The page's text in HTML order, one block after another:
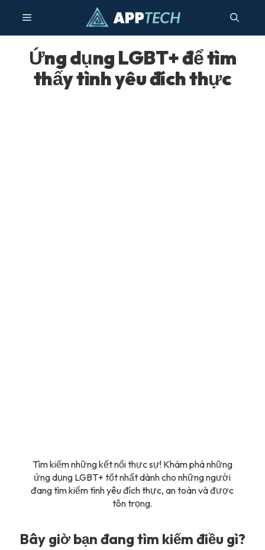
nội
Thực
đơn
Ứng dụng LGBT+ để tìm
thấy tình yêu đích thực
Tìm kiếm những kết nối thực sự! Khám phá những
ứng dụng LGBT+ tốt nhất dành cho những người
đang tìm kiếm tình yêu đích thực, an toàn và được
tôn trọng.
Bây giờ bạn đang tìm kiếm điều gì?